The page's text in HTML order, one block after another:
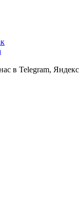
в Telegram,